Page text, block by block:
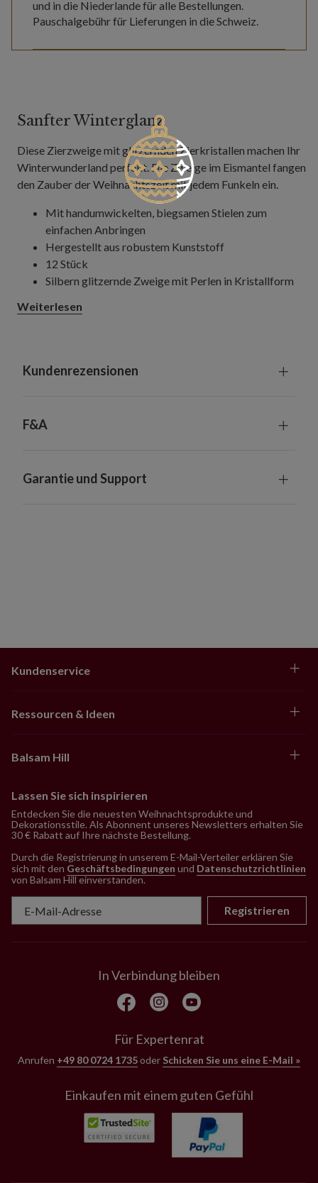
und in die Niederlande für alle Bestellungen.
Pauschalgebühr für Lieferungen in die Schweiz.
Sanfter Winterglanz
Diese Zierzweige mit glitzernden Zierkristallen machen Ihr
Winterwunderland perfekt. Die Zweige im Eismantel fangen
den Zauber der Weihnachtszeit mit jedem Funkeln ein.
Mit handumwickelten, biegsamen Stielen zum
einfachen Anbringen
Hergestellt aus robustem Kunststoff
12 Stück
Silbern glitzernde Zweige mit Perlen in Kristallform
Geeignet für Innenräume und überdachte
Weiterlesen
Kundenrezensionen
F&A
Garantie und Support
Kundenservice
Ressourcen & Ideen
Balsam Hill
Lassen Sie sich inspirieren
Entdecken Sie die neuesten Weihnachtsprodukte und
Dekorationsstile. Als Abonnent unseres Newsletters erhalten Sie
30 € Rabatt auf Ihre nächste Bestellung.
Durch die Registrierung in unserem E-Mail-Verteiler erklären Sie
sich mit den Geschäftsbedingungen und Datenschutzrichtlinien
von Balsam Hill einverstanden.
Registrieren
In Verbindung bleiben
Für Expertenrat
Anrufen +49 80 0724 1735oder Schicken Sie uns eine E-Mail »
Einkaufen mit einem guten Gefühl